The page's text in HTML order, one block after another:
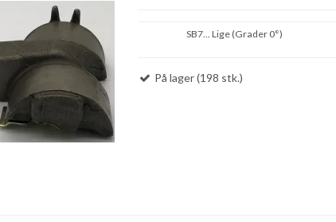
SB7... Lige (Grader 0°)
På lager (198 stk.)